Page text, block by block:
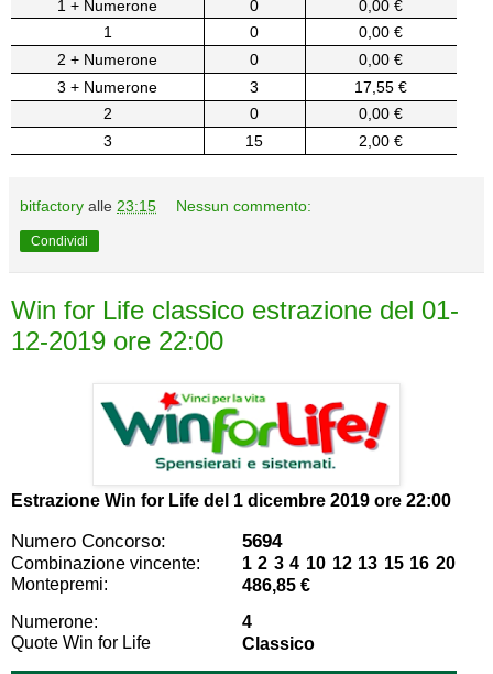
1 + Numerone
0
0,00 €
1
0
0,00 €
2 + Numerone
0
0,00 €
3 + Numerone
3
17,55 €
2
0
0,00 €
3
15 2,00 €
bitfactory alle 23:15 Nessun commento:
Condividi
Win for Life classico estrazione del 01-
12-2019 ore 22:00
Estrazione Win for Life del 1 dicembre 2019 ore 22:00
Numero Concorso: 5694
Combinazione vincente:
1 2 3 4 10 12 13 15 16 20
Montepremi:
486,85 €
Numerone:
4
Quote Win for Life
Classico